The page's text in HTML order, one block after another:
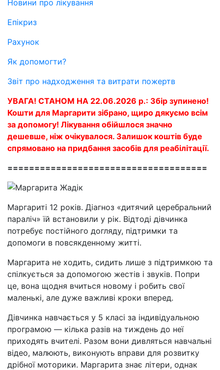
Новини про лікування
Епікриз
Рахунок
Як допомогти?
Звіт про надходження та витрати пожертв
УВАГА! СТАНОМ НА 22.06.2026 р.: Збір зупинено!
Кошти для Маргарити зібрано, щиро дякуємо всім
за допомогу! Лікування обійшлося значно
дешевше, ніж очікувалося. Залишок коштів буде
спрямовано на придбання засобів для реабілітації.
=====================================
Маргариті 12 років. Діагноз «дитячий церебральний
параліч» їй встановили у рік. Відтоді дівчинка
потребує постійного догляду, підтримки та
допомоги в повсякденному житті.
Маргарита не ходить, сидить лише з підтримкою та
спілкується за допомогою жестів і звуків. Попри
це, вона щодня вчиться новому і робить свої
маленькі, але дуже важливі кроки вперед.
Дівчинка навчається у 5 класі за індивідуальною
програмою — кілька разів на тиждень до неї
приходять вчителі. Разом вони дивляться навчальні
відео, малюють, виконують вправи для розвитку
дрібної моторики. Маргарита знає літери, однак